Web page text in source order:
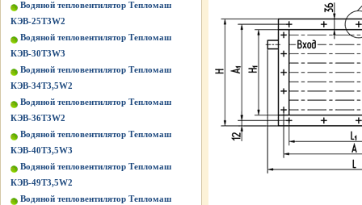
Водяной тепловентилятор Тепломаш
КЭВ-25Т3W2
Водяной тепловентилятор Тепломаш
КЭВ-30Т3W3
Водяной тепловентилятор Тепломаш
КЭВ-34Т3,5W2
Водяной тепловентилятор Тепломаш
КЭВ-36Т3W2
Водяной тепловентилятор Тепломаш
КЭВ-40Т3,5W3
Водяной тепловентилятор Тепломаш
КЭВ-49Т3,5W2
Водяной тепловентилятор Тепломаш